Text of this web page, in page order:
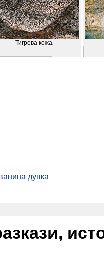
Тигрова кожа
дупка